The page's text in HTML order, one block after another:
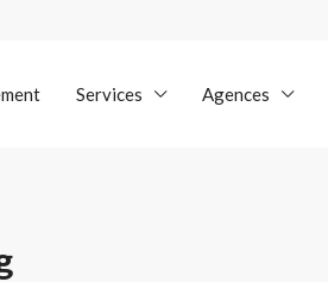
Services Agences